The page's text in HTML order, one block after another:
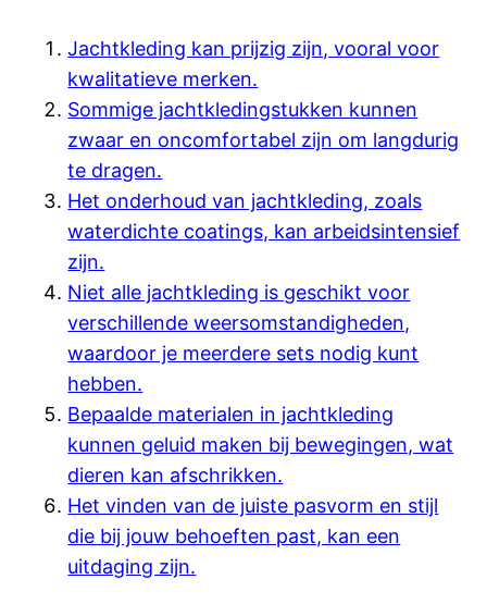
Jachtkleding kan prijzig zijn, vooral voor
kwalitatieve merken.
Sommige jachtkledingstukken kunnen
zwaar en oncomfortabel zijn om langdurig
te dragen.
Het onderhoud van jachtkleding, zoals
waterdichte coatings, kan arbeidsintensief
zijn.
Niet alle jachtkleding is geschikt voor
verschillende weersomstandigheden,
waardoor je meerdere sets nodig kunt
hebben.
Bepaalde materialen in jachtkleding
kunnen geluid maken bij bewegingen, wat
dieren kan afschrikken.
Het vinden van de juiste pasvorm en stijl
die bij jouw behoeften past, kan een
uitdaging zijn.